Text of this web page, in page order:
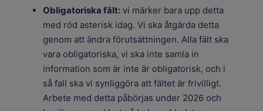
Obligatoriska fält: vi märker bara upp detta
med röd asterisk idag. Vi ska åtgärda detta
genom att ändra förutsättningen. Alla fält ska
vara obligatoriska, vi ska inte samla in
information som är inte är obligatorisk, och i
så fall ska vi synliggöra att fältet är frivilligt.
Arbete med detta påbörjas under 2026 och